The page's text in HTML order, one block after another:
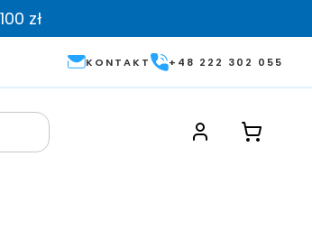
zł
KONTAKT +48 222 302 055